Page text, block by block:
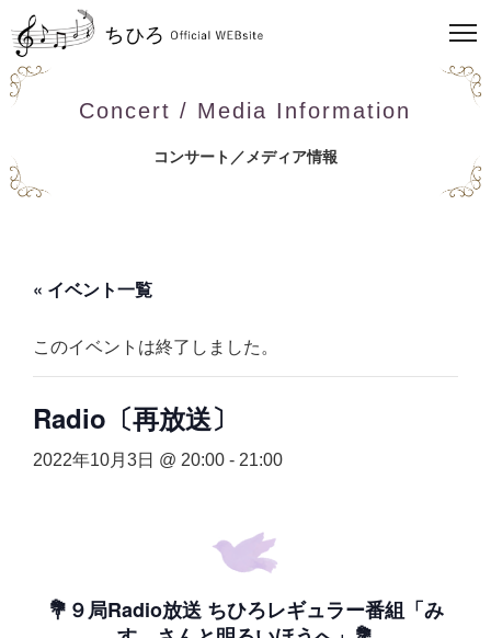
Concert / Media Information
コンサート／メディア情報
« イベント一覧
このイベントは終了しました。
Radio〔再放送〕
2022年10月3日 @ 20:00 - 21:00
💐９局Radio放送 ちひろレギュラー番組「み